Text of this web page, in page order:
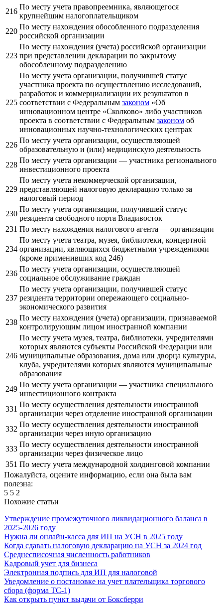
216
По месту учета правопреемника, являющегося
крупнейшим налогоплательщиком
220
По месту нахождения обособленного подразделения
российской организации
223
По месту нахождения (учета) российской организации
при представлении декларации по закрытому
обособленному подразделению
225
По месту учета организации, получившей статус
участника проекта по осуществлению исследований,
разработок и коммерциализации их результатов в
соответствии с Федеральным законом «Об
инновационном центре «Сколково» либо участников
проекта в соответствии с Федеральным законом об
инновационных научно-технологических центрах
226
По месту учета организации, осуществляющей
образовательную и (или) медицинскую деятельность
228
По месту учета организации — участника регионального
инвестиционного проекта
229
По месту учета некоммерческой организации,
представляющей налоговую декларацию только за
налоговый период
230
По месту учета организации, получившей статус
резидента свободного порта Владивосток
231 По месту нахождения налогового агента — организации
234
По месту учета театра, музея, библиотеки, концертной
организации, являющихся бюджетными учреждениями
(кроме применивших код 246)
236
По месту учета организации, осуществляющей
социальное обслуживание граждан
237
По месту учета организации, получившей статус
резидента территории опережающего социально-
экономического развития
238
По месту нахождения (учета) организации, признаваемой
контролирующим лицом иностранной компании
246
По месту учета музея, театра, библиотеки, учредителями
которых являются субъекты Российской Федерации или
муниципальные образования, дома или дворца культуры,
клуба, учредителями которых являются муниципальные
образования
249
По месту учета организации — участника специального
инвестиционного контракта
331
По месту осуществления деятельности иностранной
организации через отделение иностранной организации
332
По месту осуществления деятельности иностранной
организации через иную организацию
333
По месту осуществления деятельности иностранной
организации через физическое лицо
351 По месту учета международной холдинговой компании
Пожалуйста, оцените информацию, если она была вам
полезна:
5 5 2
Похожие статьи
Утверждение промежуточного ликвидационного баланса в
2025-2026 году
Нужна ли онлайн-касса для ИП на УСН в 2025 году
Когда сдавать налоговую декларацию на УСН за 2024 год
Среднесписочная численность работников
Кадровый учет для бизнеса
Электронная подпись для ИП для налоговой
Уведомление о постановке на учет плательщика торгового
сбора (форма ТС-1)
Как открыть пункт выдачи от Боксберри